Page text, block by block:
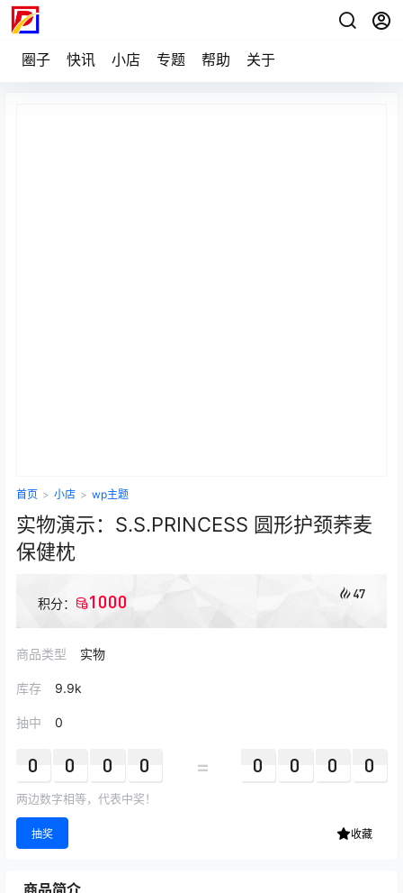
圈子 快讯 小店 专题 帮助 关于
首页 > 小店 > wp主题
实物演示：S.S.PRINCESS 圆形护颈荞麦
保健枕
积分： 1000 47
商品类型 实物
库存 9.9k
抽中 0
0 0 0 0 = 0 0 0 0
两边数字相等，代表中奖！
抽奖 收藏
商品简介